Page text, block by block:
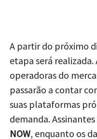
A partir do próximo
etapa será realizada.
operadoras do
passarão a contar
suas plataformas
demanda. Assinantes
NOW, enquanto os da